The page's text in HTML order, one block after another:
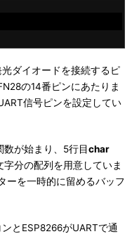
光ダイオードを接続するピ
の14番ピンにあたりま
信号ピンを設定してい
数が始まり、5行目char
分の配列を用意していま
ーを一時的に留めるバッフ
とESP8266がUARTで通